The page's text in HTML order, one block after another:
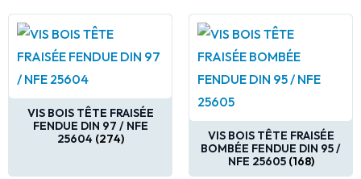
VIS BOIS TÊTE FRAISÉE
FENDUE DIN 97 / NFE
25604 (274)
VIS BOIS TÊTE FRAISÉE
BOMBÉE FENDUE DIN 95 /
NFE 25605 (168)